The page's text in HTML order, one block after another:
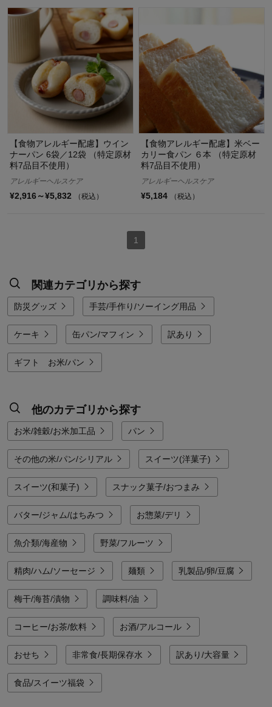
【食物アレルギー配慮】ウイン
ナーパン 6袋／12袋 （特定原材
料7品目不使用）
アレルギーヘルスケア
¥2,916～¥5,832 （税込）
【食物アレルギー配慮】米ベー
カリー食パン ６本 （特定原材
料7品目不使用）
アレルギーヘルスケア
¥5,184 （税込）
1
関連カテゴリから探す
防災グッズ 手芸/手作り/ソーイング用品
ケーキ 缶パン/マフィン 訳あり
ギフト お米/パン
他のカテゴリから探す
お米/雑穀/お米加工品 パン
その他の米/パン/シリアル スイーツ(洋菓子)
スイーツ(和菓子) スナック菓子/おつまみ
バター/ジャム/はちみつ お惣菜/デリ
魚介類/海産物 野菜/フルーツ
精肉/ハム/ソーセージ 麺類 乳製品/卵/豆腐
梅干/海苔/漬物 調味料/油
コーヒー/お茶/飲料 お酒/アルコール
おせち 非常食/長期保存水 訳あり/大容量
食品/スイーツ福袋